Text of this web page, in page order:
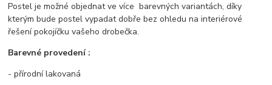
Postel je možné objednat ve více barevných variantách, díky
kterým bude postel vypadat dobře bez ohledu na interiérové ​​
řešení pokojíčku vašeho drobečka.
Barevné provedení :
- přírodní lakovaná